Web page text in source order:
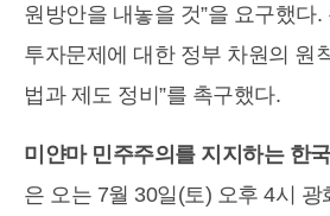
원방안을 내놓을 것”을 요구했다.
투자문제에 대한 정부 차원의 원
법과 제도 정비”를 촉구했다.
미얀마 민주주의를 지지하는 한
은 오는 7월 30일(토) 오후 4시